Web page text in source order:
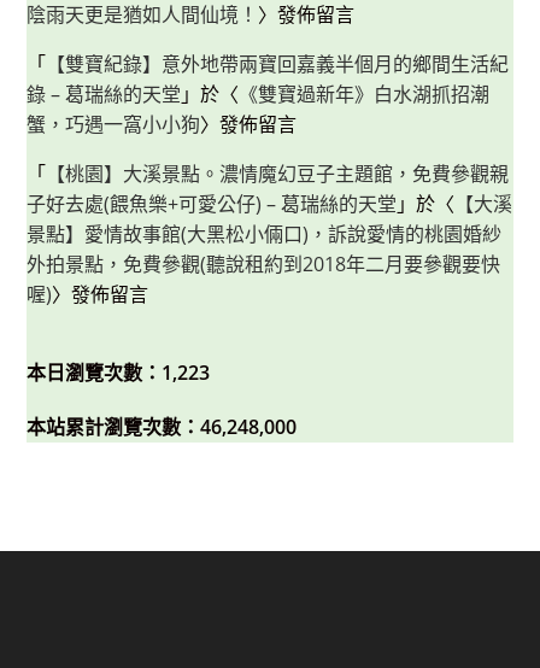
陰雨天更是猶如人間仙境！ 〉發佈留言
「 【雙寶紀錄】意外地帶兩寶回嘉義半個月的鄉間生活紀
錄 – 葛瑞絲的天堂 」於〈 《雙寶過新年》白水湖抓招潮
蟹，巧遇一窩小小狗〉發佈留言
「 【桃園】大溪景點。濃情魔幻豆子主題館，免費參觀親
子好去處(餵魚樂+可愛公仔) – 葛瑞絲的天堂 」於〈 【大溪
景點】愛情故事館(大黑松小倆口)，訴說愛情的桃園婚紗
外拍景點，免費參觀(聽說租約到2018年二月要參觀要快
喔)〉發佈留言
本日瀏覽次數：1,223
本站累計瀏覽次數：46,248,000